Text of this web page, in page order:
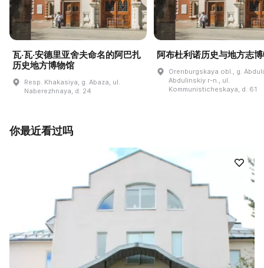
瓦·瓦·安德里亚舍夫命名的阿巴扎
历史地方博物馆
Resp. Khakasiya, g. Abaza, ul.
Naberezhnaya, d. 24
阿布杜利诺历史与地方志
Orenburgskaya obl., g.
Abdulinskiy r-n., ul.
Kommunisticheskaya, d. 61
你最近看过吗